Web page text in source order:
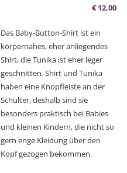
€12,00
Das Baby-Button-Shirt ist ein
körpernahes, eher anliegendes
Shirt, die Tunika ist eher leger
geschnitten. Shirt und Tunika
haben eine Knopfleiste an der
Schulter, deshalb sind sie
besonders praktisch bei Babies
und kleinen Kindern, die nicht so
gern enge Kleidung über den
Kopf gezogen bekommen.